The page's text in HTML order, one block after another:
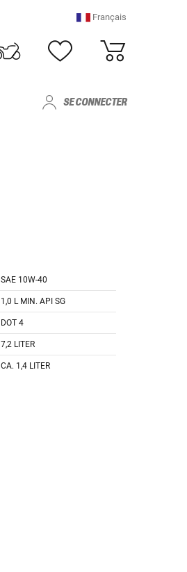
Français
SE CONNECTER
SAE 10W-40
1,0 L MIN. API SG
DOT 4
7,2 LITER
CA. 1,4 LITER